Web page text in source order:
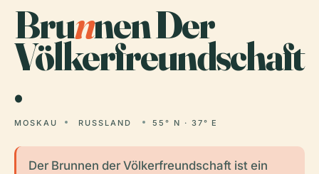
Brunnen Der
Völkerfreundschaft
.
MOSKAU RUSSLAND 55° N · 37° E
Der Brunnen der Völkerfreundschaft ist ein